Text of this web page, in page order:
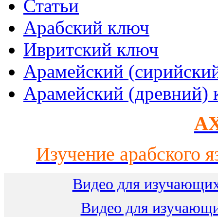
Статьи
Арабский ключ
Ивритский ключ
Арамейский
Арамейский (древний)
Изучение арабского
Видео для
Видео для